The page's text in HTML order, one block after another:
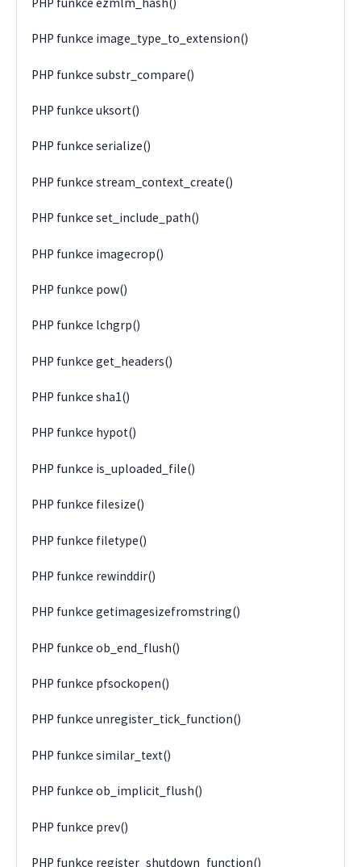
PHP funkce image_type_to_extension()
PHP funkce substr_compare()
PHP funkce uksort()
PHP funkce serialize()
PHP funkce stream_context_create()
PHP funkce set_include_path()
PHP funkce imagecrop()
PHP funkce pow()
PHP funkce lchgrp()
PHP funkce get_headers()
PHP funkce sha1()
PHP funkce hypot()
PHP funkce is_uploaded_file()
PHP funkce filesize()
PHP funkce filetype()
PHP funkce rewinddir()
PHP funkce getimagesizefromstring()
PHP funkce ob_end_flush()
PHP funkce pfsockopen()
PHP funkce unregister_tick_function()
PHP funkce similar_text()
PHP funkce ob_implicit_flush()
PHP funkce prev()
PHP funkce register_shutdown_function()